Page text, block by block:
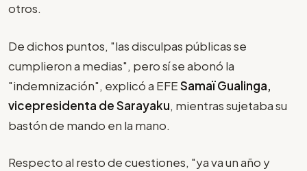
otros.
De dichos puntos, "las disculpas públicas se
cumplieron a medias", pero sí se abonó la
"indemnización", explicó a EFESamaï Gualinga,
vicepresidenta de Sarayaku, mientras sujetaba su
bastón de mando en la mano.
Respecto al resto de cuestiones, "ya va un año y